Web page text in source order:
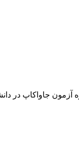
آزمون جاواکاپ در